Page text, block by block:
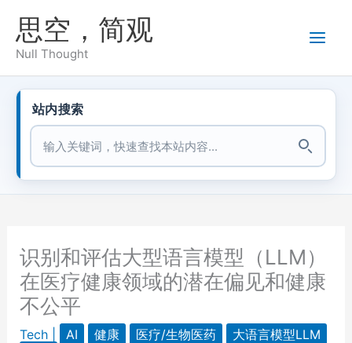
思空，简观
Null Thought
站内搜索
站内搜索
识别和评估大型语言模型（LLM）
在医疗健康领域的潜在偏见和健康
不公平
Tech| AI 健康 医疗/生物医药
大语言模型LLM